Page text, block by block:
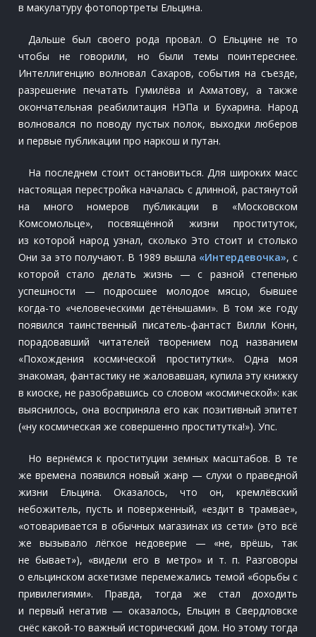
в макулатуру фотопортреты Ельцина.
Дальше был своего рода провал. О Ельцине не то
чтобы не говорили, но были темы поинтереснее.
Интеллигенцию волновал Сахаров, события на съезде,
разрешение печатать Гумилёва и Ахматову, а также
окончательная реабилитация НЭПа и Бухарина. Народ
волновался по поводу пустых полок, выходки люберов
и первые публикации про наркош и путан.
На последнем стоит остановиться. Для широких масс
настоящая перестройка началась с длинной, растянутой
на много номеров публикации в «Московском
Комсомольце», посвящённой жизни проституток,
из которой народ узнал, сколько Это стоит и столько
Они за это получают. В 1989 вышла «Интердевочка», с
которой стало делать жизнь — с разной степенью
успешности — подросшее молодое мясцо, бывшее
когда-то «человеческими детёнышами». В том же году
появился таинственный писатель-фантаст Вилли Конн,
порадовавший читателей творением под названием
«Похождения космической проститутки». Одна моя
знакомая, фантастику не жаловавшая, купила эту книжку
в киоске, не разобравшись со словом «космической»: как
выяснилось, она восприняла его как позитивный эпитет
(«ну космическая же совершенно проститутка!»). Упс.
Но вернёмся к проституции земных масштабов. В те
же времена появился новый жанр — слухи о праведной
жизни Ельцина. Оказалось, что он, кремлёвский
небожитель, пусть и поверженный, «ездит в трамвае»,
«отоваривается в обычных магазинах из сети» (это всё
же вызывало лёгкое недоверие — «не, врёшь, так
не бывает»), «видели его в метро» и т. п. Разговоры
о ельцинском аскетизме перемежались темой «борьбы с
привилегиями». Правда, тогда же стал доходить
и первый негатив — оказалось, Ельцин в Свердловске
снёс какой-то важный исторический дом. Но этому тогда